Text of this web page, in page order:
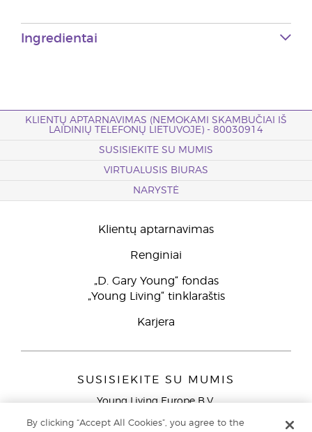
Ingredientai
KLIENTŲ APTARNAVIMAS (NEMOKAMI SKAMBUČIAI IŠ
LAIDINIŲ TELEFONŲ LIETUVOJE) - 80030914
SUSISIEKITE SU MUMIS
VIRTUALUSIS BIURAS
NARYSTĖ
Klientų aptarnavimas
Renginiai
„D. Gary Young“ fondas
„Young Living“ tinklaraštis
Karjera
SUSISIEKITE SU MUMIS
Young Living Europe B.V.
9727 AJ Groningen
By clicking “Accept All Cookies”, you agree to the